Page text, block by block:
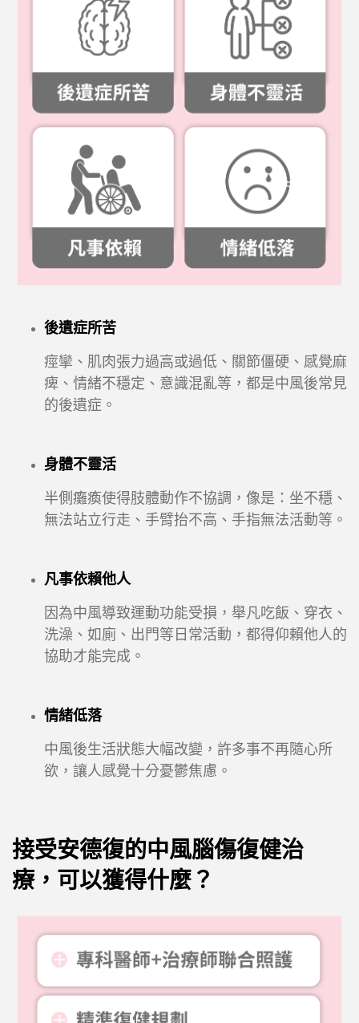
後遺症所苦
痙攣、肌肉張力過高或過低、關節僵硬、感覺麻
痺、情緒不穩定、意識混亂等，都是中風後常見
的後遺症。
身體不靈活
半側癱瘓使得肢體動作不協調，像是：坐不穩、
無法站立行走、手臂抬不高、手指無法活動等。
凡事依賴他人
因為中風導致運動功能受損，舉凡吃飯、穿衣、
洗澡、如廁、出門等日常活動，都得仰賴他人的
協助才能完成。
情緒低落
中風後生活狀態大幅改變，許多事不再隨心所
欲，讓人感覺十分憂鬱焦慮。
接受安德復的中風腦傷復健治
療，可以獲得什麼？